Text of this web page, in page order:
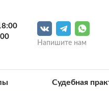
Напишите нам
Судебная